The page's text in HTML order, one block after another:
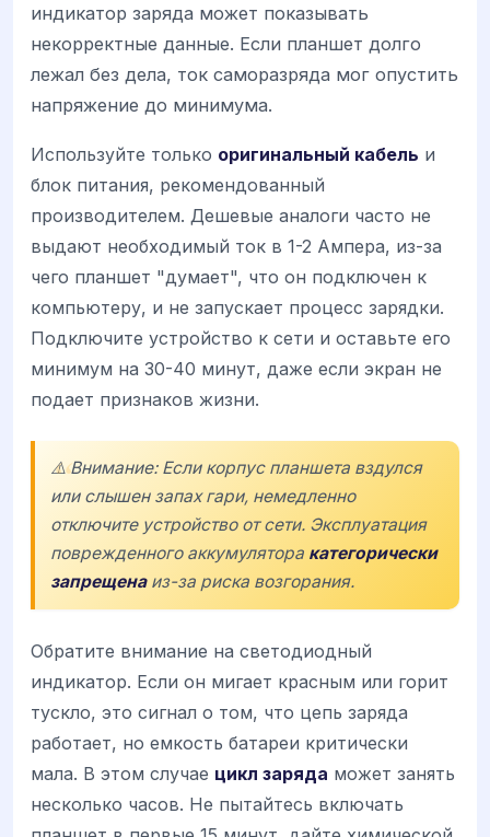
индикатор заряда может показывать
некорректные данные. Если планшет долго
лежал без дела, ток саморазряда мог опустить
напряжение до минимума.
Используйте только оригинальный кабель и
блок питания, рекомендованный
производителем. Дешевые аналоги часто не
выдают необходимый ток в 1-2 Ампера, из-за
чего планшет "думает", что он подключен к
компьютеру, и не запускает процесс зарядки.
Подключите устройство к сети и оставьте его
минимум на 30-40 минут, даже если экран не
подает признаков жизни.
⚠️ Внимание: Если корпус планшета вздулся
или слышен запах гари, немедленно
отключите устройство от сети. Эксплуатация
поврежденного аккумулятора категорически
запрещенаиз-за риска возгорания.
Обратите внимание на светодиодный
индикатор. Если он мигает красным или горит
тускло, это сигнал о том, что цепь заряда
работает, но емкость батареи критически
мала. В этом случае цикл заряда может занять
несколько часов. Не пытайтесь включать